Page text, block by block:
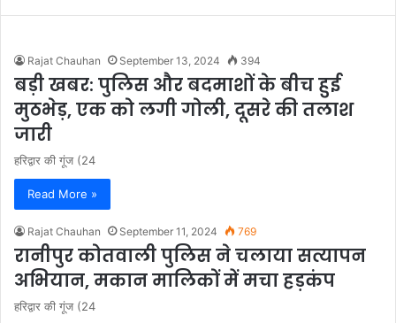
Rajat Chauhan September 13, 2024 394
बड़ी खबर: पुलिस और बदमाशों के बीच हुई
मुठभेड़, एक को लगी गोली, दूसरे की तलाश
जारी
हरिद्वार की गूंज (24
Read More »
Rajat Chauhan September 11, 2024 769
रानीपुर कोतवाली पुलिस ने चलाया सत्यापन
अभियान, मकान मालिकों में मचा हड़कंप
हरिद्वार की गूंज (24